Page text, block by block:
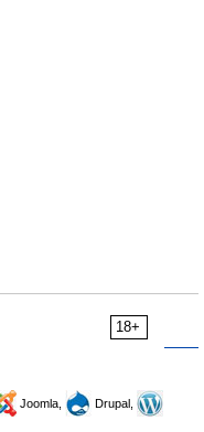
18+
Joomla,
Drupal,